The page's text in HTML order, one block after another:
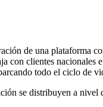
de una plataforma
con clientes nacionales
todo el ciclo de
se distribuyen a nivel